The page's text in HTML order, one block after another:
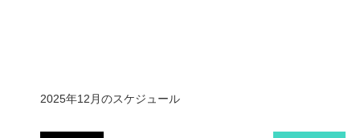
2025年12月のスケジュール